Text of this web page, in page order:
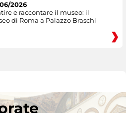
2026
e raccontare il museo: il
di Roma a Palazzo Braschi